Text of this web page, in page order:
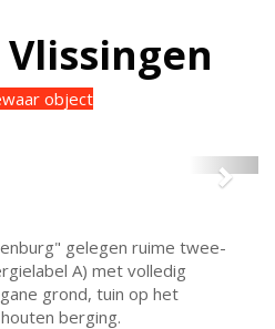
Vlissingen
object
Next
gelegen ruime twee-
A) met volledig
grond, tuin op het
berging.